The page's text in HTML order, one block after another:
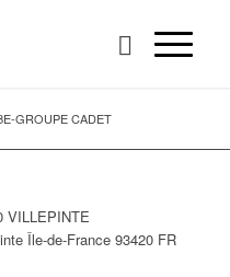
GROUPE CADET
VILLEPINTE
Île-de-France 93420 FR